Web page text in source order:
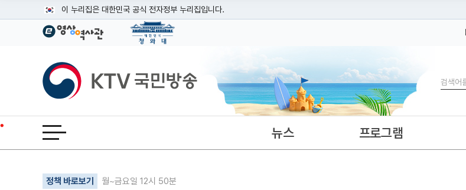
이 누리집은 대한민국 공식 전자정부 누리집입니다.
공식 누리집 주소 확인하기
이밖에 or.kr 또는 .kr등 다른 도메인 주소를 사용하고 있다면 아래 URL에서 도메인 주소를 확인해 보세요
운영중인 공식 누리집보기
KTV국민방송
검색
전체메뉴 열기 뉴스 프로그램
정책 바로보기 월~금요일 12시 50분
기사인쇄
글자확대
글자축소